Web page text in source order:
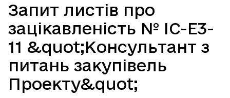
Запит листів про
зацікавленість № ІС-Е3-
11 &quot;Консультант з
питань закупівель
Проекту&quot;